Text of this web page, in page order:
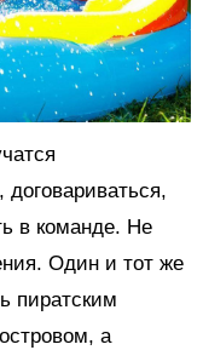
договариваться,
в команде. Не
Один и тот же
пиратским
а